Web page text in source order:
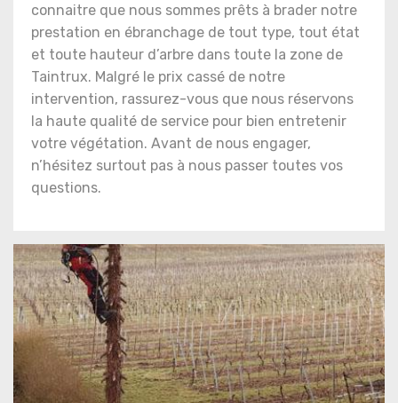
connaitre que nous sommes prêts à brader notre
prestation en ébranchage de tout type, tout état
et toute hauteur d’arbre dans toute la zone de
Taintrux. Malgré le prix cassé de notre
intervention, rassurez-vous que nous réservons
la haute qualité de service pour bien entretenir
votre végétation. Avant de nous engager,
n’hésitez surtout pas à nous passer toutes vos
questions.